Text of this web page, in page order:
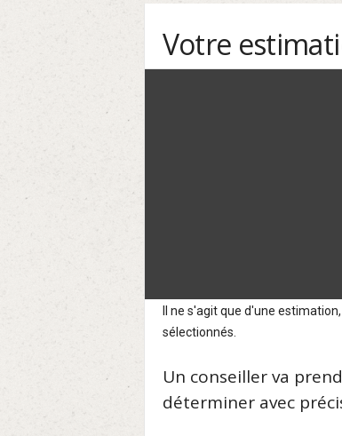
Votre
Il ne s'agit que d'une
sélectionnés.
Un conseiller va
déterminer avec